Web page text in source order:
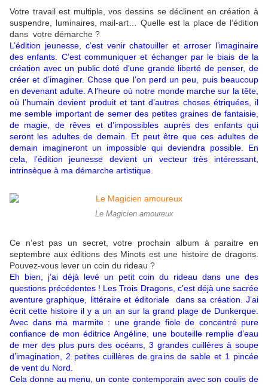
Votre travail est multiple, vos dessins se déclinent en création à
suspendre, luminaires, mail-art… Quelle est la place de l’édition
dans votre démarche ?
L’édition jeunesse, c’est venir chatouiller et arroser l’imaginaire
des enfants. C’est communiquer et échanger par le biais de la
création avec un public doté d’une grande liberté de penser, de
créer et d’imaginer. Chose que l’on perd un peu, puis beaucoup
en devenant adulte. A l’heure où notre monde marche sur la tête,
où l’humain devient produit et tant d’autres choses étriquées, il
me semble important de semer des petites graines de fantaisie,
de magie, de rêves et d’impossibles auprès des enfants qui
seront les adultes de demain. Et peut être que ces adultes de
demain imagineront un impossible qui deviendra possible. En
cela, l’édition jeunesse devient un vecteur très intéressant,
intrinsèque à ma démarche artistique.
Le Magicien amoureux
Ce n’est pas un secret, votre prochain album à paraitre en
septembre aux éditions des Minots est une histoire de dragons.
Pouvez-vous lever un coin du rideau ?
Eh bien, j’ai déjà levé un petit coin du rideau dans une des
questions précédentes ! Les Trois Dragons, c’est déjà une sacrée
aventure graphique, littéraire et éditoriale dans sa création. J’ai
écrit cette histoire il y a un an sur la grand plage de Dunkerque.
Avec dans ma marmite : une grande fiole de concentré pure
confiance de mon éditrice Angéline, une bouteille remplie d’eau
de mer des plus purs des océans, 3 grandes cuillères à soupe
d’imagination, 2 petites cuillères de grains de sable et 1 pincée
de vent du Nord.
Cela donne au menu, un conte contemporain avec son coulis de